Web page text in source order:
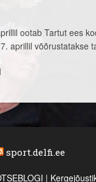
ootab Tartut ees
aprillil võõrustatakse
sport.delfi.ee
|